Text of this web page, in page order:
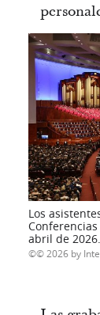
Los
Conferencias
abril de 2026.
© 2026 by